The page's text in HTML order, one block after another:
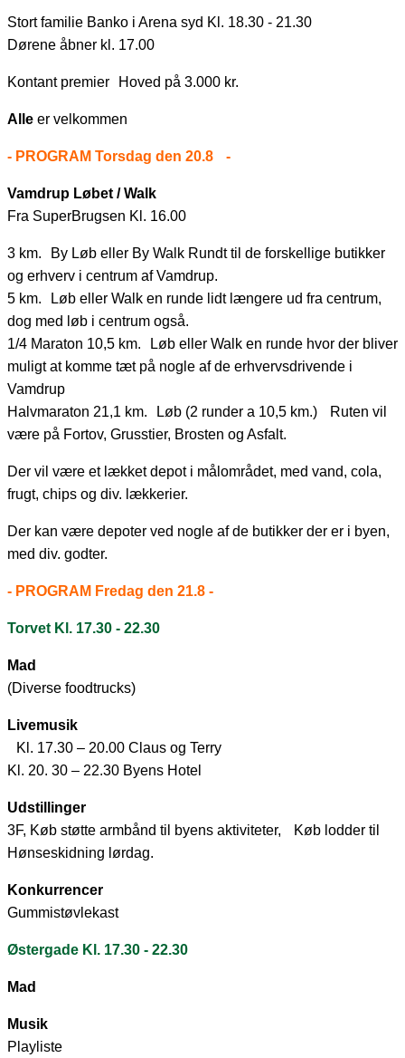
Stort familie Banko i Arena syd Kl. 18.30 - 21.30
Dørene åbner kl. 17.00
Kontant premier Hoved på 3.000 kr.
Alle er velkommen
- PROGRAM Torsdag den 20.8 -
Vamdrup Løbet / Walk
Fra SuperBrugsen Kl. 16.00
3 km. By Løb eller By Walk Rundt til de forskellige butikker
og erhverv i centrum af Vamdrup.
5 km. Løb eller Walk en runde lidt længere ud fra centrum,
dog med løb i centrum også.
1/4 Maraton 10,5 km. Løb eller Walk en runde hvor der bliver
muligt at komme tæt på nogle af de erhvervsdrivende i
Vamdrup
Halvmaraton 21,1 km. Løb (2 runder a 10,5 km.) Ruten vil
være på Fortov, Grusstier, Brosten og Asfalt.
Der vil være et lækket depot i målområdet, med vand, cola,
frugt, chips og div. lækkerier.
Der kan være depoter ved nogle af de butikker der er i byen,
med div. godter.
- PROGRAM Fredag den 21.8 -
Torvet Kl. 17.30 - 22.30
Mad
(Diverse foodtrucks)
Livemusik
Kl. 17.30 – 20.00 Claus og Terry
Kl. 20. 30 – 22.30 Byens Hotel
Udstillinger
3F, Køb støtte armbånd til byens aktiviteter, Køb lodder til
Hønseskidning lørdag.
Konkurrencer
Gummistøvlekast
Østergade Kl. 17.30 - 22.30
Mad
Musik
Playliste